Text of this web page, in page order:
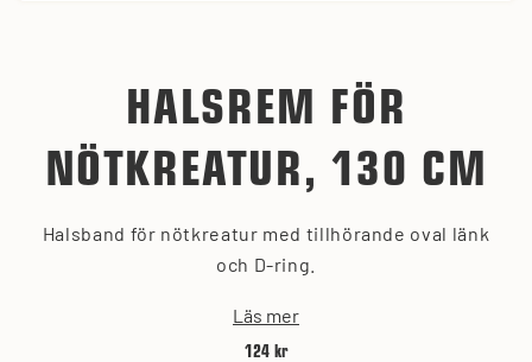
HALSREM FÖR
NÖTKREATUR, 130 CM
Halsband för nötkreatur med tillhörande oval länk
och D-ring.
Läs mer
124 kr